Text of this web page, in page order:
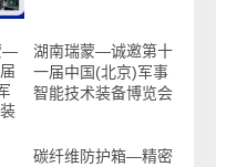
湖南瑞蒙—诚邀第十
一届中国(北京)军事
智能技术装备博览会
碳纤维防护箱—精密